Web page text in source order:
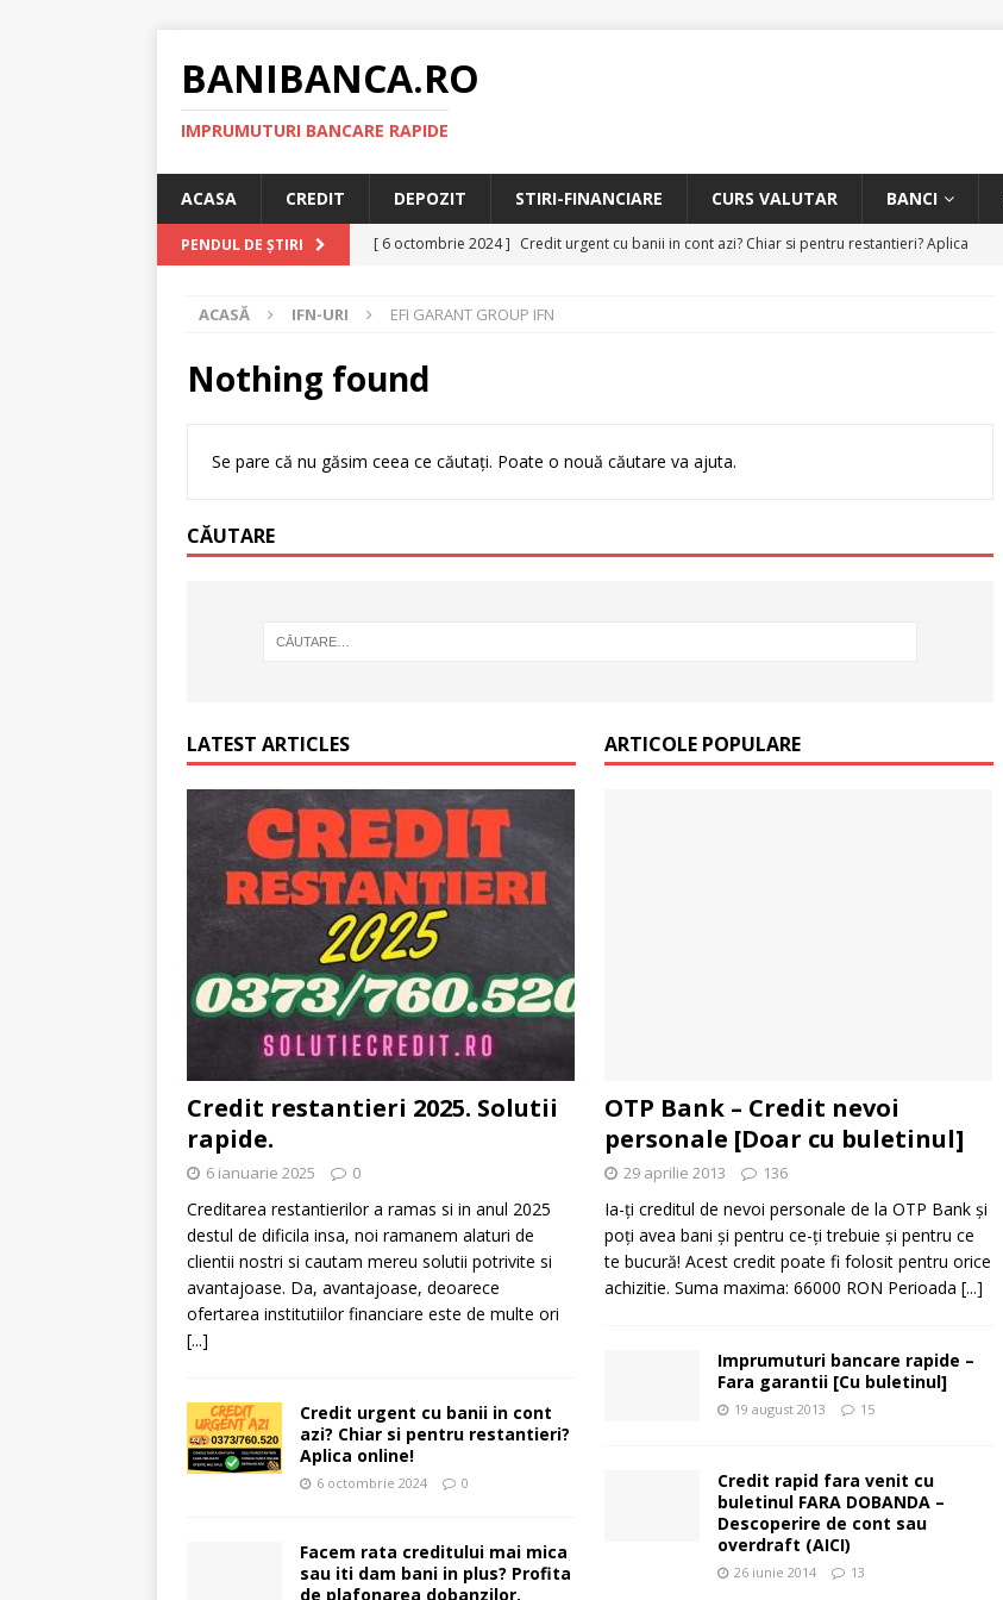
BANIBANCA.RO
IMPRUMUTURI BANCARE RAPIDE
ACASA CREDIT DEPOZIT STIRI-FINANCIARE CURS VALUTAR BANCI
PENDUL DE ȘTIRI [ 6 octombrie 2024 ] Credit urgent cu banii in cont azi? Chiar si pentru restantieri? Aplica
[ 8 septembrie 2024 ]
Facem rata creditului mai mica sau iti dam bani in plus? Profita de
plafonarea dobanzilor.
ACASĂ IFN-URI EFI GARANT GROUP IFN
Nothing found
Se pare că nu găsim ceea ce căutați. Poate o nouă căutare va ajuta.
CĂUTARE
LATEST ARTICLES
Credit restantieri 2025. Solutii
rapide.
6 ianuarie 2025 0
Creditarea restantierilor a ramas si in anul 2025
destul de dificila insa, noi ramanem alaturi de
clientii nostri si cautam mereu solutii potrivite si
avantajoase. Da, avantajoase, deoarece
ofertarea institutiilor financiare este de multe ori
[...]
Credit urgent cu banii in cont
azi? Chiar si pentru restantieri?
Aplica online!
6 octombrie 2024 0
Facem rata creditului mai mica
sau iti dam bani in plus? Profita
de plafonarea dobanzilor.
ARTICOLE POPULARE
OTP Bank – Credit nevoi
personale [Doar cu buletinul]
29 aprilie 2013 136
Ia-ți creditul de nevoi personale de la OTP Bank și
poți avea bani și pentru ce-ți trebuie și pentru ce
te bucură! Acest credit poate fi folosit pentru orice
achizitie. Suma maxima: 66000 RON Perioada [...]
Imprumuturi bancare rapide –
Fara garantii [Cu buletinul]
19 august 2013 15
Credit rapid fara venit cu
buletinul FARA DOBANDA –
Descoperire de cont sau
overdraft (AICI)
26 iunie 2014 13